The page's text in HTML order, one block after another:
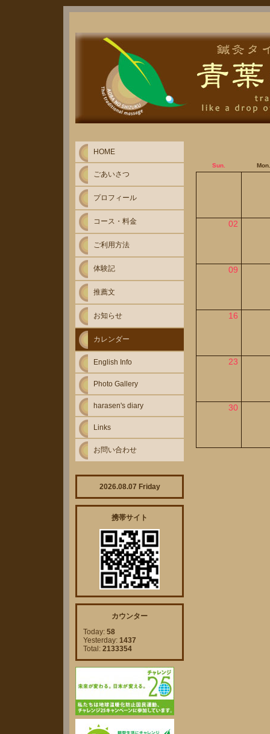
Sun. Mon.
02
09
16
23
30
HOME
ごあいさつ
プロフィール
コース・料金
ご利用方法
体験記
推薦文
お知らせ
カレンダー
English Info
Photo Gallery
harasen's diary
Links
お問い合わせ
2026.08.07 Friday
携帯サイト
カウンター
Today: 58
Yesterday: 1437
Total: 2133354